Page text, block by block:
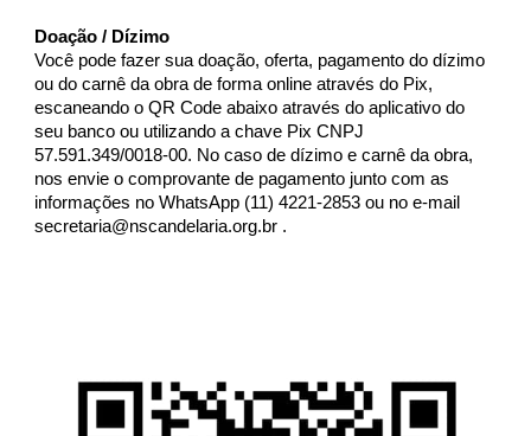
Doação / Dízimo
Você pode fazer sua doação, oferta, pagamento do dízimo
ou do carnê da obra de forma online através do Pix,
escaneando o QR Code abaixo através do aplicativo do
seu banco ou utilizando a chave Pix CNPJ
57.591.349/0018-00. No caso de dízimo e carnê da obra,
nos envie o comprovante de pagamento junto com as
informações no WhatsApp (11) 4221-2853 ou no e-mail
secretaria@nscandelaria.org.br .